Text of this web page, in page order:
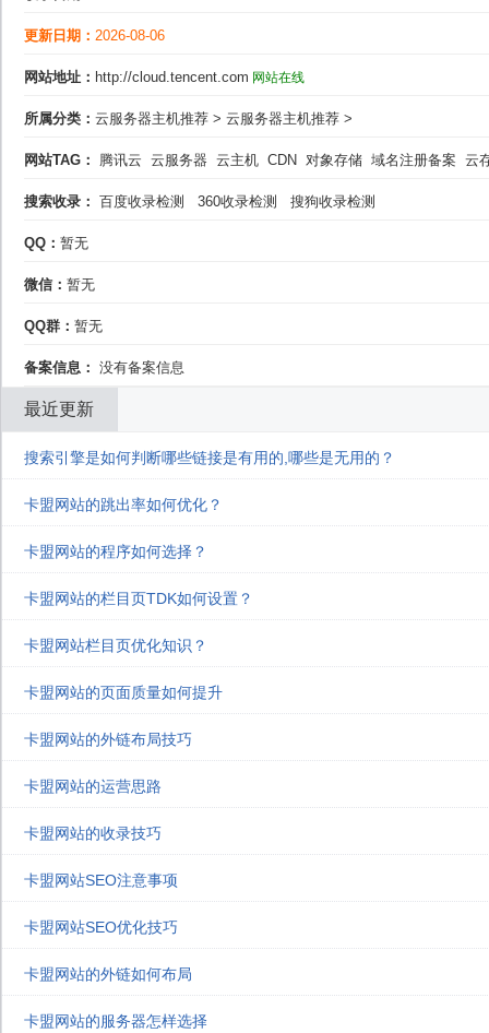
更新日期： 2026-08-06
网站地址： http://cloud.tencent.com 网站在线
所属分类： 云服务器主机推荐 > 云服务器主机推荐 >
网站TAG： 腾讯云 云服务器 云主机 CDN 对象存储 域名注册备案 云
搜索收录： 百度收录检测 360收录检测 搜狗收录检测
QQ： 暂无
微信： 暂无
QQ群： 暂无
备案信息： 没有备案信息
最近更新
搜索引擎是如何判断哪些链接是有用的,哪些是无用的？
卡盟网站的跳出率如何优化？
卡盟网站的程序如何选择？
卡盟网站的栏目页TDK如何设置？
卡盟网站栏目页优化知识？
卡盟网站的页面质量如何提升
卡盟网站的外链布局技巧
卡盟网站的运营思路
卡盟网站的收录技巧
卡盟网站SEO注意事项
卡盟网站SEO优化技巧
卡盟网站的外链如何布局
卡盟网站的服务器怎样选择